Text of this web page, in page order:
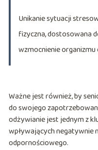
Unikanie sytuacji
fizyczna, dostosowana
wzmocnienie
Ważne jest również, by
do swojego
odżywianie jest jednym z
wpływających negatywnie
odpornościowego.